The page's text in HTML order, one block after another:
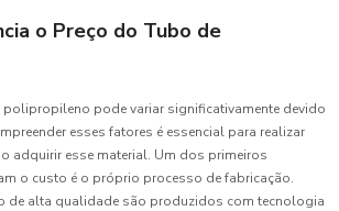
o Preço do Tubo de
polipropileno pode variar significativamente devido
esses fatores é essencial para realizar
adquirir esse material. Um dos primeiros
o custo é o próprio processo de fabricação.
de alta qualidade são produzidos com tecnologia